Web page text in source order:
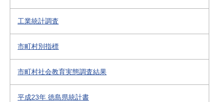
工業統計調査
市町村別指標
市町村社会教育実態調査結果
平成23年 徳島県統計書